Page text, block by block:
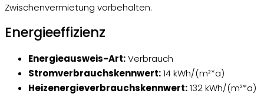
Zwischenvermietung vorbehalten.
Energieeffizienz
Energieausweis-Art:Verbrauch
Stromverbrauchskennwert:14 kWh/(m²*a)
Heizenergieverbrauchskennwert:132 kWh/(m²*a)